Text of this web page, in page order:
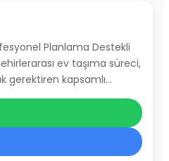
Planlama Destekli
ev taşıma süreci,
gerektiren kapsamlı…